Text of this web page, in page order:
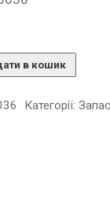
в кошик
Категорії: